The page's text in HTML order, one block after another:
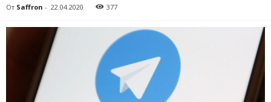
От Saffron - 22.04.2020 377